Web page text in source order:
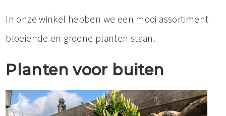
In onze winkel hebben we een mooi assortiment
bloeiende en groene planten staan.
Planten voor buiten